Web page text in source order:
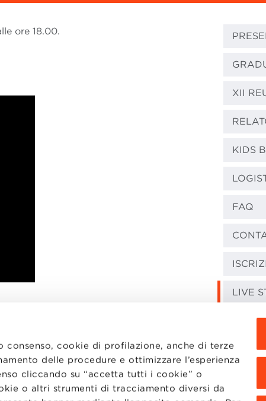
cookie di profilazione, anche di terze
delle procedure e ottimizzare l’esperienza
cliccando su “accetta tutti i cookie” o
o altri strumenti di tracciamento diversi da
ore 18.00.
XII
KIDS
FAQ
LIVE
LAVORA CON NOI
STATUTO
WEBMAIL
BBS